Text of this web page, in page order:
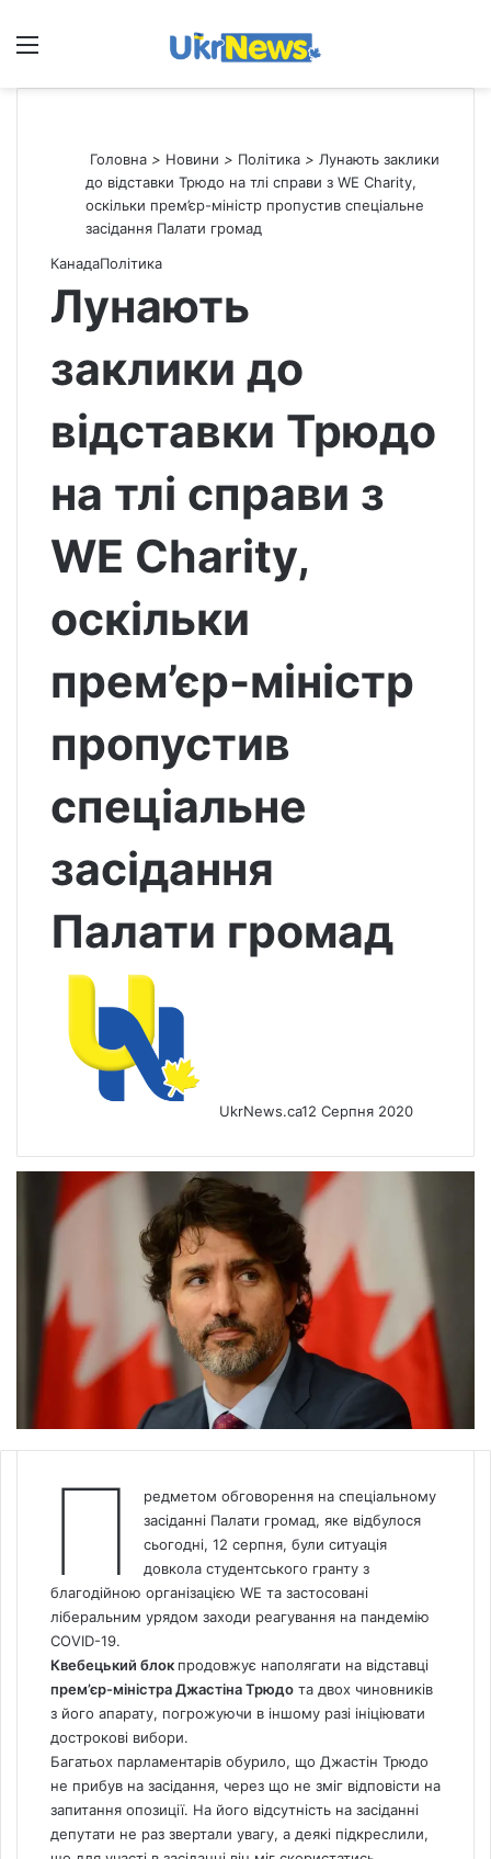
Меню
Головна > Новини > Політика > Лунають заклики
до відставки Трюдо на тлі справи з WE Charity,
оскільки прем’єр-міністр пропустив спеціальне
засідання Палати громад
КанадаПолітика
Лунають
заклики до
відставки Трюдо
на тлі справи з
WE Charity,
оскільки
прем’єр-міністр
пропустив
спеціальне
засідання
Палати громад
UkrNews.ca12 Серпня 2020
П
редметом обговорення на спеціальному
засіданні Палати громад, яке відбулося
сьогодні, 12 серпня, були ситуація
довкола студентського гранту з
благодійною організацією WE та застосовані
ліберальним урядом заходи реагування на пандемію
COVID-19.
Квебецький блок продовжує наполягати на відставці
прем’єр-міністра Джастіна Трюдо та двох чиновників
з його апарату, погрожуючи в іншому разі ініціювати
дострокові вибори.
Багатьох парламентарів обурило, що Джастін Трюдо
не прибув на засідання, через що не зміг відповісти на
запитання опозиції. На його відсутність на засіданні
депутати не раз звертали увагу, а деякі підкреслили,